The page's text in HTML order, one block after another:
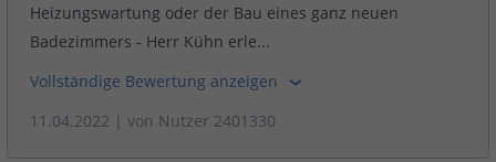
Heizungswartung oder der Bau eines ganz neuen
Badezimmers - Herr Kühn erle...
Vollständige Bewertung anzeigen
11.04.2022 | von Nutzer 2401330